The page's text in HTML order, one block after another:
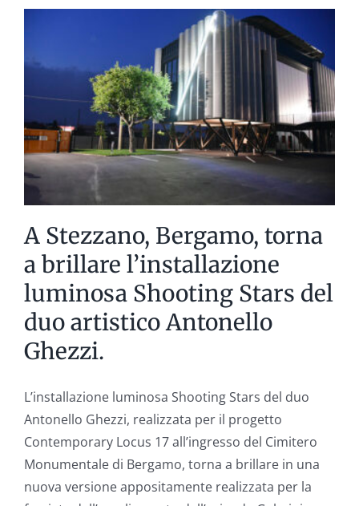
confronto.
Una
settimana
lavoro
con
il
TTB
A Stezzano, Bergamo, torna
a brillare l’installazione
luminosa Shooting Stars del
duo artistico Antonello
Ghezzi.
L’installazione luminosa Shooting Stars del duo
Antonello Ghezzi, realizzata per il progetto
Contemporary Locus 17 all’ingresso del Cimitero
Monumentale di Bergamo, torna a brillare in una
nuova versione appositamente realizzata per la